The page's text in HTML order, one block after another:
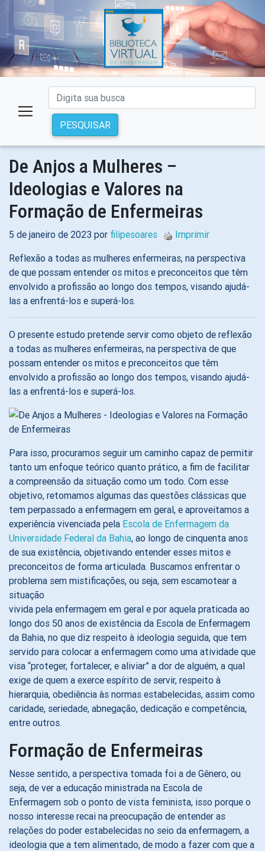
PESQUISAR
De Anjos a Mulheres –
Ideologias e Valores na
Formação de Enfermeiras
5 de janeiro de 2023 por filipesoares
Imprimir
Reflexão a todas as mulheres enfermeiras, na perspectiva
de que possam entender os mitos e preconceitos que têm
envolvido a profissão ao longo dos tempos, visando ajudá-
las a enfrentá-los e superá-los.
O presente estudo pretende servir como objeto de reflexão
a todas as mulheres enfermeiras, na perspectiva de que
possam entender os mitos e preconceitos que têm
envolvido a profissão ao longo dos tempos, visando ajudá-
las a enfrentá-los e superá-los.
Para isso, procuramos seguir um caminho capaz de permitir
tanto um enfoque teórico quanto prático, a fim de facilitar
a compreensão da situação como um todo. Com esse
objetivo, retomamos algumas das questões clássicas que
tem perpassado a enfermagem em geral, e aproveitamos a
experiência vivenciada pela Escola de Enfermagem da
Universidade Federal da Bahia, ao longo de cinquenta anos
de sua existência, objetivando entender esses mitos e
preconceitos de forma articulada. Buscamos enfrentar o
problema sem mistificações, ou seja, sem escamotear a
situação
vivida pela enfermagem em geral e por aquela praticada ao
longo dos 50 anos de existência da Escola de Enfermagem
da Bahia, no que diz respeito à ideologia seguida, que tem
servido para colocar a enfermagem como uma atividade que
visa “proteger, fortalecer, e aliviar” a dor de alguém, a qual
exige de quem a exerce espírito de servir, respeito à
hierarquia, obediência às normas estabelecidas, assim como
caridade, seriedade, abnegação, dedicação e competência,
entre outros.
Formação de Enfermeiras
Nesse sentido, a perspectiva tomada foi a de Gênero, ou
seja, de ver a educação ministrada na Escola de
Enfermagem sob o ponto de vista feminista, isso porque o
nosso interesse recai na preocupação de entender as
relações do poder estabelecidas no seio da enfermagem, a
ideologia que a tem alimentado, de modo a fazer com que a